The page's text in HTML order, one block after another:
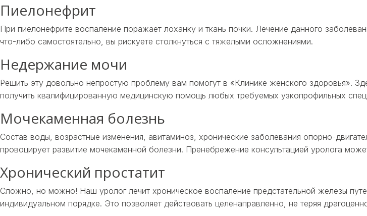
Пиелонефрит
При пиелонефрите воспаление поражает лоханку и ткань почки. Лечение данного
что-либо самостоятельно, вы рискуете столкнуться с тяжелыми осложнениями.
Недержание мочи
Решить эту довольно непростую проблему вам помогут в «Клинике женского здоровья».
получить квалифицированную медицинскую помощь любых требуемых узкопрофильных
Мочекаменная болезнь
Состав воды, возрастные изменения, авитаминоз, хронические заболевания опорно-
провоцирует развитие мочекаменной болезни. Пренебрежение консультацией уролога
Хронический простатит
Сложно, но можно! Наш уролог лечит хроническое воспаление предстательной железы
индивидуальном порядке. Это позволяет действовать целенаправленно, не теряя